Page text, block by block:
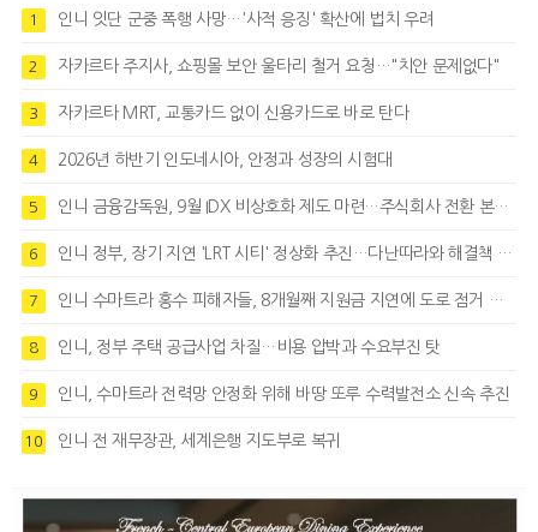
1 인니 잇단 군중 폭행 사망…'사적 응징' 확산에 법치 우려
2 자카르타 주지사, 쇼핑몰 보안 울타리 철거 요청…"치안 문제없다"
3 자카르타 MRT, 교통카드 없이 신용카드로 바로 탄다
4 2026년 하반기 인도네시아, 안정과 성장의 시험대
5 인니 금융감독원, 9월 IDX 비상호화 제도 마련…주식회사 전환 본격화
6 인니 정부, 장기 지연 'LRT 시티' 정상화 추진…다난따라와 해결책 모색
7 인니 수마트라 홍수 피해자들, 8개월째 지원금 지연에 도로 점거 시위
8 인니, 정부 주택 공급사업 차질…비용 압박과 수요부진 탓
9 인니, 수마트라 전력망 안정화 위해 바땅 또루 수력발전소 신속 추진
10 인니 전 재무장관, 세계은행 지도부로 복귀